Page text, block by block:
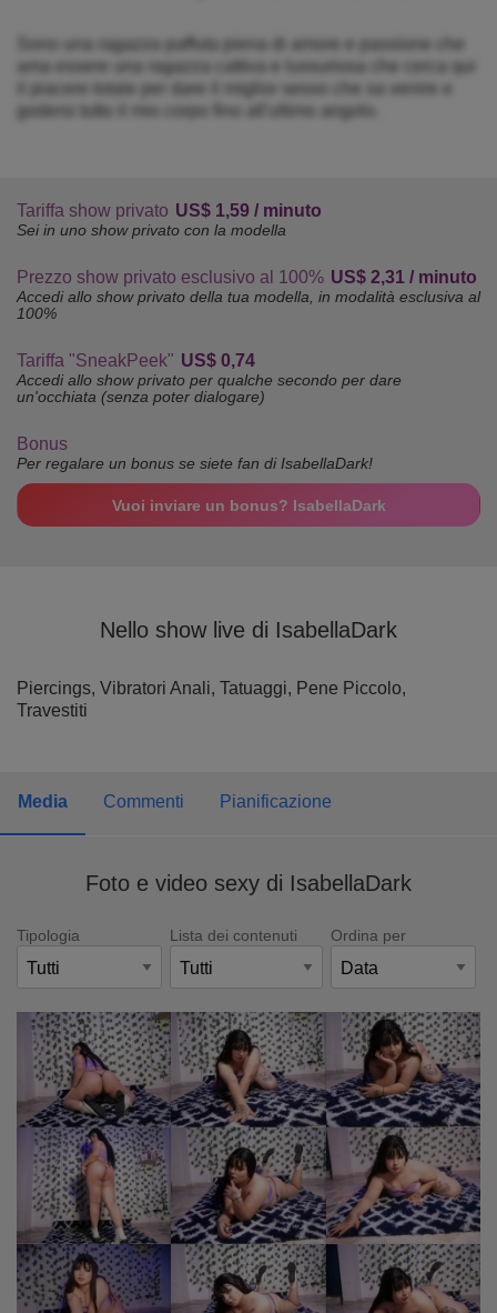
Sono una ragazza paffuta piena di amore e passione che
ama essere una ragazza cattiva e lussuriosa che cerca qui
il piacere totale per dare il miglior sesso che sa venire e
godersi tutto il mio corpo fino all'ultimo angolo.
Tariffa show privato US$ 1,59 / minuto
Sei in uno show privato con la modella
Prezzo show privato esclusivo al 100% US$ 2,31 / minuto
Accedi allo show privato della tua modella, in modalità esclusiva al
100%
Tariffa "SneakPeek" US$ 0,74
Accedi allo show privato per qualche secondo per dare
un'occhiata (senza poter dialogare)
Bonus
Per regalare un bonus se siete fan di IsabellaDark!
Vuoi inviare un bonus? IsabellaDark
Nello show live di IsabellaDark
Piercings, Vibratori Anali, Tatuaggi, Pene Piccolo,
Travestiti
Media Commenti Pianificazione
Foto e video sexy di IsabellaDark
Tipologia Lista dei contenuti Ordina per